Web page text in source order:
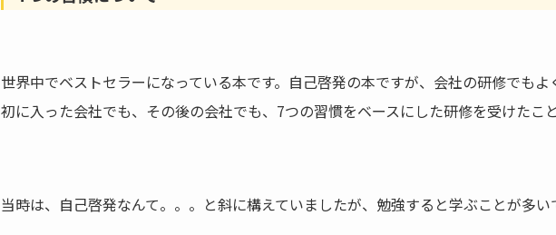
世界中でベストセラーになっている本です。自己啓発の本ですが、会社の研修でもよ
初に入った会社でも、その後の会社でも、7つの習慣をベースにした研修を受けたこと
当時は、自己啓発なんて。。。と斜に構えていましたが、勉強すると学ぶことが多い